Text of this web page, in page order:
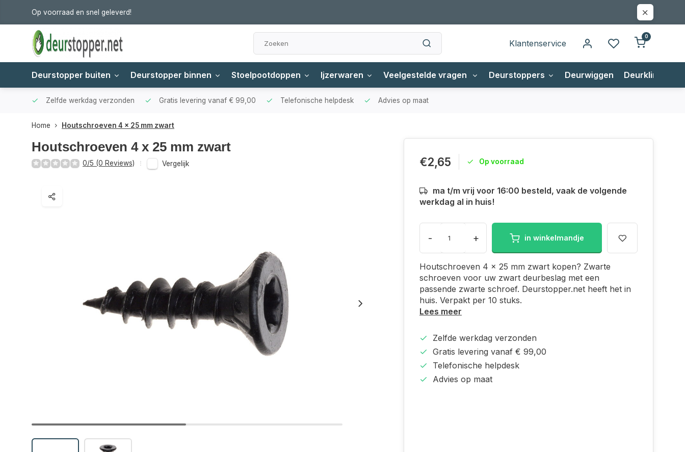
Op voorraad en snel geleverd!
Klantenservice
0
Deurstopper buiten Deurstopper binnen Stoelpootdoppen Ijzerwaren Veelgestelde vragen Deurstoppers Deurwiggen Deurklinken
Zelfde werkdag verzonden Gratis levering vanaf € 99,00 Telefonische helpdesk Advies op maat
Home Houtschroeven 4 x 25 mm zwart
Houtschroeven 4 x 25 mm zwart
0/5 (0 Reviews) Vergelijk €2,65 Op voorraad
ma t/m vrij voor 16:00 besteld, vaak de volgende
werkdag al in huis!
- + in winkelmandje
Houtschroeven 4 x 25 mm zwart kopen? Zwarte
schroeven voor uw zwart deurbeslag met een
passende zwarte schroef. Deurstopper.net heeft het in
huis. Verpakt per 10 stuks.
Lees meer
Zelfde werkdag verzonden
Gratis levering vanaf € 99,00
Telefonische helpdesk
Advies op maat